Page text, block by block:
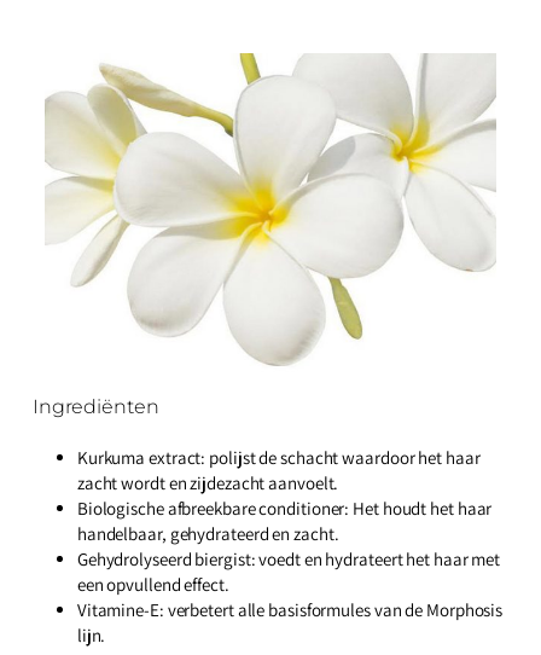
Ingrediënten
Kurkuma extract: polijst de schacht waardoor het haar
zacht wordt en zijdezacht aanvoelt.
Biologische afbreekbare conditioner: Het houdt het haar
handelbaar, gehydrateerd en zacht.
Gehydrolyseerd biergist:voedt en hydrateert het haar met
een opvullend effect.
Vitamine-E: verbetert alle basisformules van de Morphosis
lijn.